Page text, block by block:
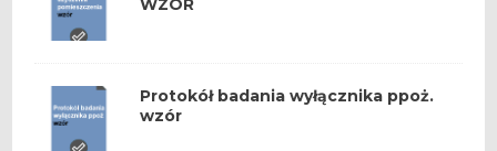
WZÓR
Protokół badania wyłącznika ppoż.
wzór